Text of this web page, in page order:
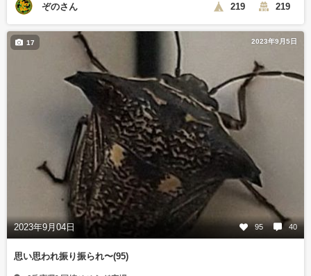
ぞのさん 219 219
2023年9月5日
2023年9月04日 95 40
17
思い思われ振り振られ〜(95)